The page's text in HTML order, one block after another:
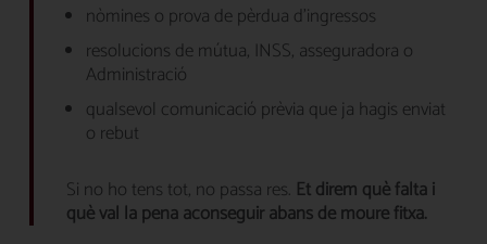
nòmines o prova de pèrdua d’ingressos
resolucions de mútua, INSS, asseguradora o
Administració
qualsevol comunicació prèvia que ja hagis enviat
o rebut
Si no ho tens tot, no passa res. Et direm què falta i
què val la pena aconseguir abans de moure fitxa.